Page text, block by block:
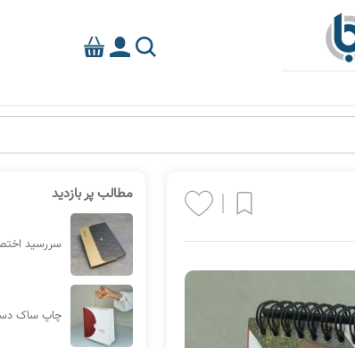
مطالب پر بازدید
سررسید
چاپ ساک